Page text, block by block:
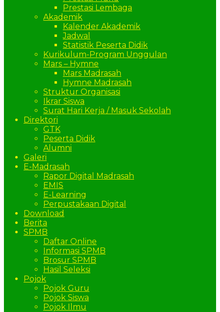
Prestasi Lembaga
Akademik
Kalender Akademik
Jadwal
Statistik Peserta Didik
Kurikulum-Program Unggulan
Mars – Hymne
Mars Madrasah
Hymne Madrasah
Struktur Organisasi
Ikrar Siswa
Surat Hari Kerja / Masuk Sekolah
Direktori
GTK
Peserta Didik
Alumni
Galeri
E-Madrasah
Rapor Digital Madrasah
EMIS
E-Learning
Perpustakaan Digital
Download
Berita
SPMB
Daftar Online
Informasi SPMB
Brosur SPMB
Hasil Seleksi
Pojok
Pojok Guru
Pojok Siswa
Pojok Ilmu